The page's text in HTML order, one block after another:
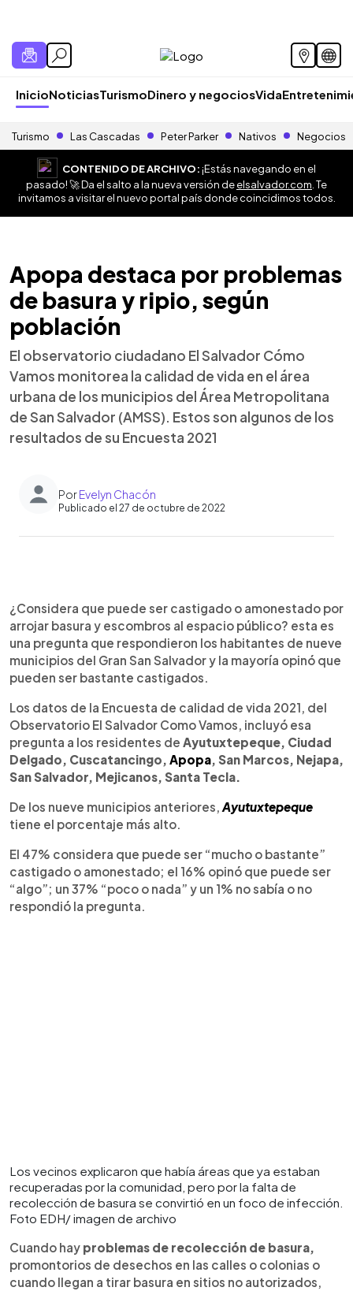
InicioNoticiasTurismoDinero y negociosVida
Turismo Las Cascadas Peter Parker Nativos Negocios
CONTENIDO DE ARCHIVO:¡Estás navegando en el
pasado! 🚀 Da el salto a la nueva versión deelsalvador.com . Te
invitamos a visitar el nuevo portal país donde coincidimos todos.
Apopa destaca por problemas
de basura y ripio, según
población
El observatorio ciudadano El Salvador Cómo
Vamos monitorea la calidad de vida en el área
urbana de los municipios del Área Metropolitana
de San Salvador (AMSS). Estos son algunos de los
resultados de su Encuesta 2021
PorEvelyn Chacón
Publicado el 27 de octubre de 2022
► Escuchar artículo
¿Considera que puede ser castigado o amonestado por
arrojar basura y escombros al espacio público? esta es
una pregunta que respondieron los habitantes de nueve
municipios del Gran San Salvador y la mayoría opinó que
pueden ser bastante castigados.
Los datos de la Encuesta de calidad de vida 2021, del
Observatorio El Salvador Como Vamos, incluyó esa
pregunta a los residentes de Ayutuxtepeque, Ciudad
Delgado, Cuscatancingo, Apopa, San Marcos, Nejapa,
San Salvador, Mejicanos, Santa Tecla.
De los nueve municipios anteriores, Ayutuxtepeque
tiene el porcentaje más alto.
El 47% considera que puede ser “mucho o bastante”
castigado o amonestado; el 16% opinó que puede ser
“algo”; un 37% “poco o nada” y un 1% no sabía o no
respondió la pregunta.
Los vecinos explicaron que había áreas que ya estaban
recuperadas por la comunidad, pero por la falta de
recolección de basura se convirtió en un foco de infección.
Foto EDH/ imagen de archivo
Cuando hay problemas de recolección de basura,
promontorios de desechos en las calles o colonias o
cuando llegan a tirar basura en sitios no autorizados,